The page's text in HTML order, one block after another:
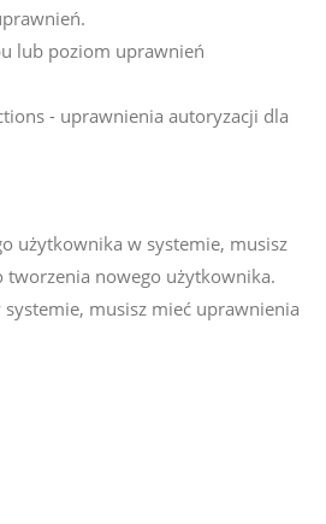
lub poziom uprawnień
- uprawnienia autoryzacji dla
użytkownika w systemie, musisz
tworzenia nowego użytkownika.
musisz mieć uprawnienia